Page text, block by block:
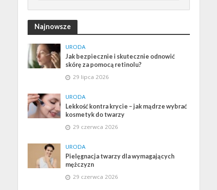
Najnowsze
URODA
Jak bezpiecznie i skutecznie odnowić
skórę za pomocą retinolu?
29 lipca 2026
URODA
Lekkość kontra krycie – jak mądrze wybrać
kosmetyk do twarzy
29 czerwca 2026
URODA
Pielęgnacja twarzy dla wymagających
mężczyzn
29 czerwca 2026